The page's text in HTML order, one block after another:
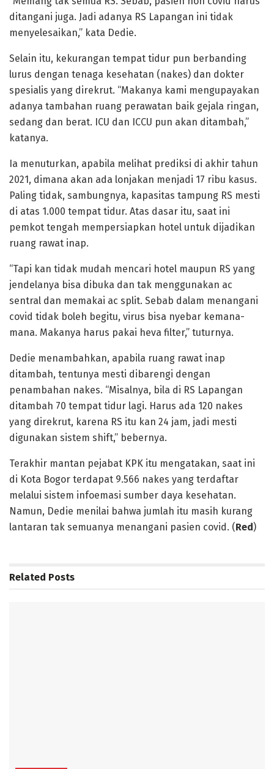
ditangani juga. Jadi adanya RS Lapangan ini tidak
menyelesaikan,” kata Dedie.
Selain itu, kekurangan tempat tidur pun berbanding
lurus dengan tenaga kesehatan (nakes) dan dokter
spesialis yang direkrut. “Makanya kami mengupayakan
adanya tambahan ruang perawatan baik gejala ringan,
sedang dan berat. ICU dan ICCU pun akan ditambah,”
katanya.
Ia menuturkan, apabila melihat prediksi di akhir tahun
2021, dimana akan ada lonjakan menjadi 17 ribu kasus.
Paling tidak, sambungnya, kapasitas tampung RS mesti
di atas 1.000 tempat tidur. Atas dasar itu, saat ini
pemkot tengah mempersiapkan hotel untuk dijadikan
ruang rawat inap.
“Tapi kan tidak mudah mencari hotel maupun RS yang
jendelanya bisa dibuka dan tak menggunakan ac
sentral dan memakai ac split. Sebab dalam menangani
covid tidak boleh begitu, virus bisa nyebar kemana-
mana. Makanya harus pakai heva filter,” tuturnya.
Dedie menambahkan, apabila ruang rawat inap
ditambah, tentunya mesti dibarengi dengan
penambahan nakes. “Misalnya, bila di RS Lapangan
ditambah 70 tempat tidur lagi. Harus ada 120 nakes
yang direkrut, karena RS itu kan 24 jam, jadi mesti
digunakan sistem shift,” bebernya.
Terakhir mantan pejabat KPK itu mengatakan, saat ini
di Kota Bogor terdapat 9.566 nakes yang terdaftar
melalui sistem infoemasi sumber daya kesehatan.
Namun, Dedie menilai bahwa jumlah itu masih kurang
lantaran tak semuanya menangani pasien covid. (Red)
Related Posts